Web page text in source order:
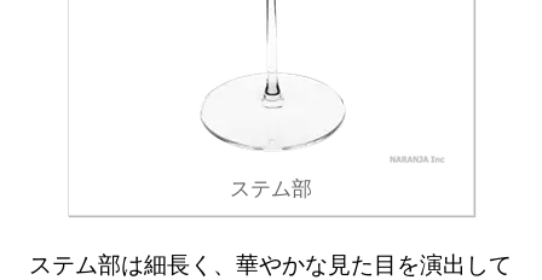
ステム部
ステム部は細長く、華やかな見た目を演出して